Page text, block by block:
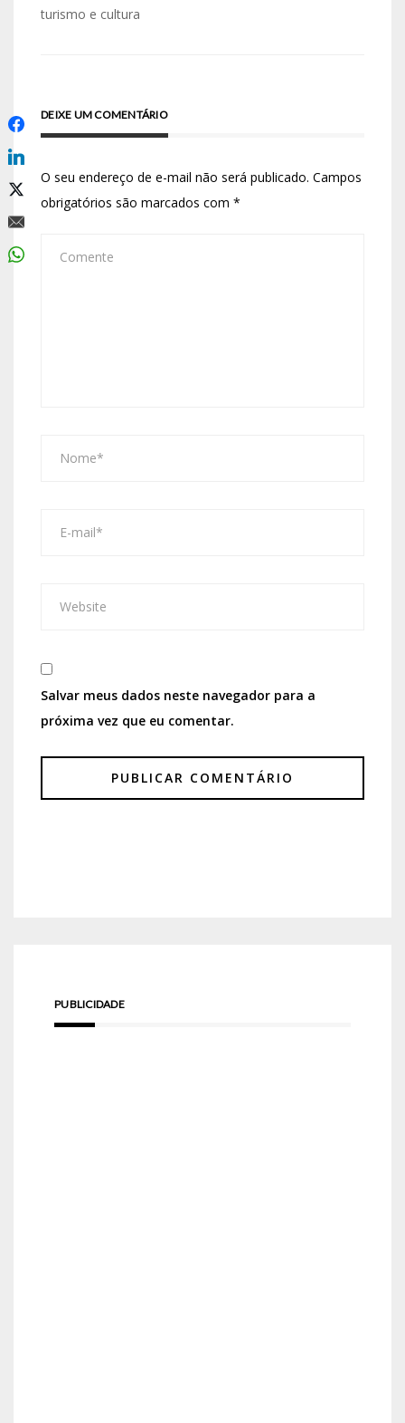
turismo e cultura
DEIXE UM COMENTÁRIO
O seu endereço de e-mail não será publicado. Campos
obrigatórios são marcados com *
Salvar meus dados neste navegador para a
próxima vez que eu comentar.
PUBLICIDADE